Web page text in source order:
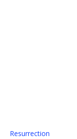
Resurrection